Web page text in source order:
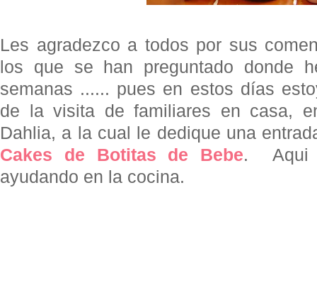
Les agradezco a todos por sus
los que se han preguntado donde
semanas ...... pues en estos días
de la visita de familiares en casa,
Dahlia, a la cual le dedique una
Cakes de Botitas de Bebe.
ayudando en la cocina.